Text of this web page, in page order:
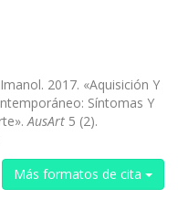
2017. «Aquisición Y
Síntomas Y
AusArt 5 (2).
Más formatos de cita